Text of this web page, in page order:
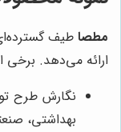
مطصا طیف
ارائه می‌دهد. برخی
نگارش طرح
بهداشتی،